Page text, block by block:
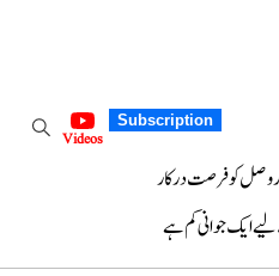
Subscription
Videos
وصل کو فرصت درکار
ایک جوانی کم ہے